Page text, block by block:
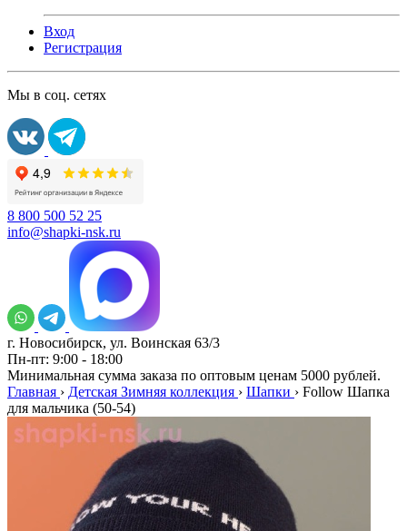
Вход
Регистрация
Мы в соц. сетях
8 800 500 52 25
info@shapki-nsk.ru
г. Новосибирск, ул. Воинская 63/3
Пн-пт: 9:00 - 18:00
Минимальная сумма заказа по оптовым ценам 5000 рублей.
Главная › Детская Зимняя коллекция › Шапки › Follow Шапка
для мальчика (50-54)